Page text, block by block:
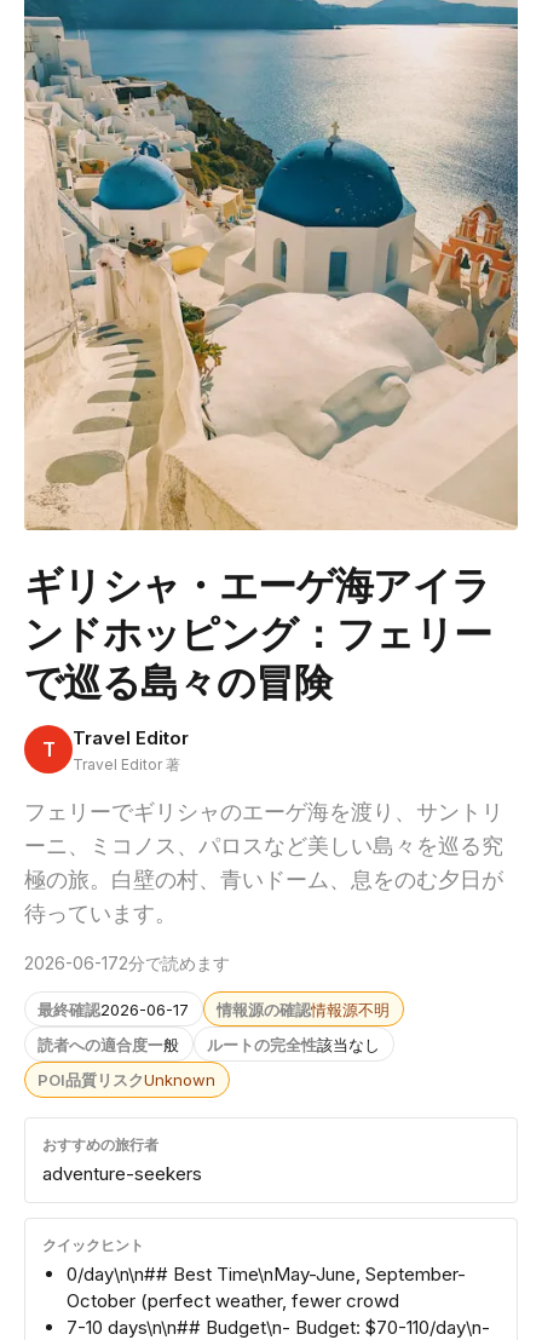
ギリシャ・エーゲ海アイラ
ンドホッピング：フェリー
で巡る島々の冒険
T Travel Editor
Travel Editor 著
フェリーでギリシャのエーゲ海を渡り、サントリ
ーニ、ミコノス、パロスなど美しい島々を巡る究
極の旅。白壁の村、青いドーム、息をのむ夕日が
待っています。
2026-06-172分で読めます
最終確認2026-06-17 情報源の確認情報源不明
読者への適合度一般 ルートの完全性該当なし
POI品質リスクUnknown
おすすめの旅行者
adventure-seekers
クイックヒント
0/day\n\n## Best Time\nMay-June, September-
October (perfect weather, fewer crowd
7-10 days\n\n## Budget\n- Budget: $70-110/day\n-